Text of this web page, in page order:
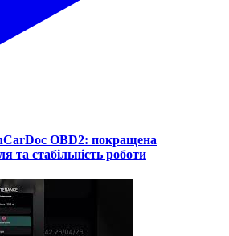
OBD2: покращена
та стабільність роботи